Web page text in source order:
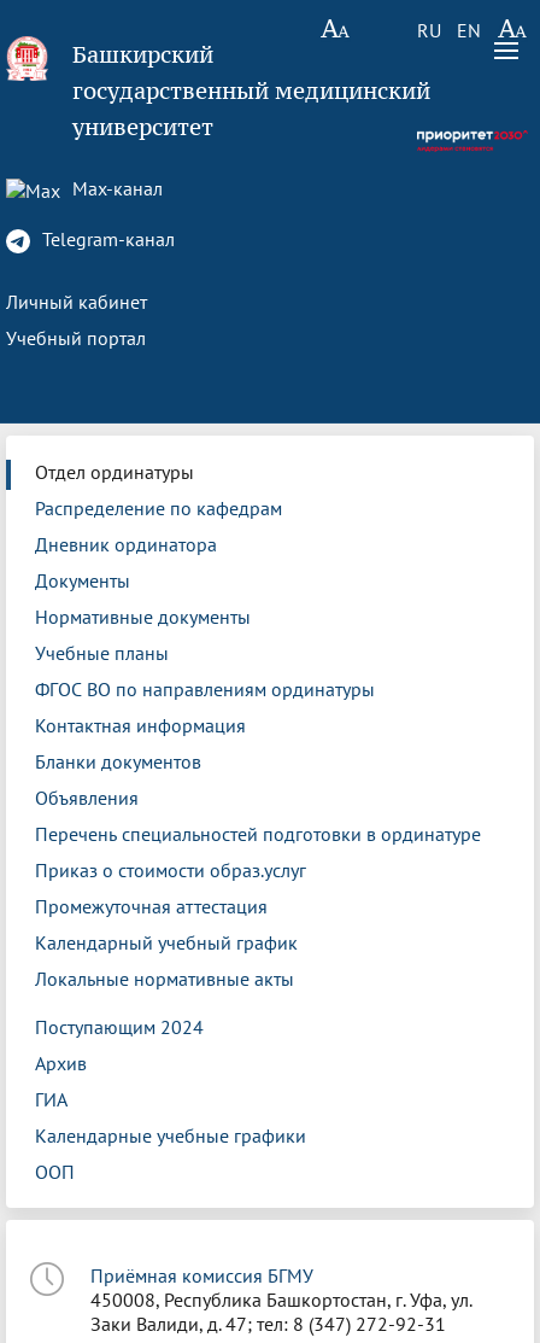
RU EN
Башкирский
государственный медицинский
университет
Max-канал
Telegram-канал
Личный кабинет
Учебный портал
Отдел ординатуры
Распределение по кафедрам
Дневник ординатора
Документы
Нормативные документы
Учебные планы
ФГОС ВО по направлениям ординатуры
Контактная информация
Бланки документов
Объявления
Перечень специальностей подготовки в ординатуре
Приказ о стоимости образ.услуг
Промежуточная аттестация
Календарный учебный график
Локальные нормативные акты
Поступающим 2024
Архив
ГИА
Календарные учебные графики
ООП
Приёмная комиссия БГМУ
450008, Республика Башкортостан, г. Уфа, ул.
Заки Валиди, д. 47; тел: 8 (347) 272-92-31